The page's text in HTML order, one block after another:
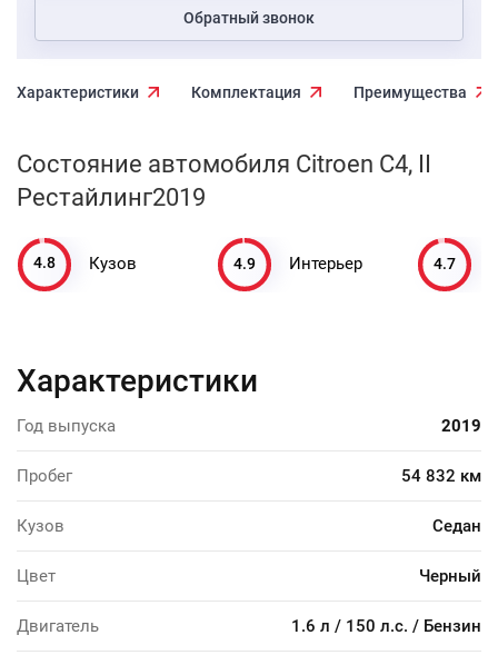
Обратный звонок
Характеристики Комплектация Преимущества
Состояние автомобиля Citroen C4, II
Рестайлинг2019
4.8 Кузов 4.9 Интерьер 4.7
Характеристики
Год выпуска 2019
Пробег 54 832 км
Кузов Седан
Цвет Черный
Двигатель 1.6 л / 150 л.с. / Бензин